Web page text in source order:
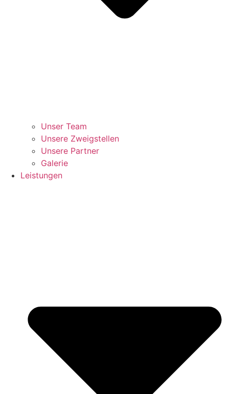
Unser Team
Unsere Zweigstellen
Unsere Partner
Galerie
Leistungen